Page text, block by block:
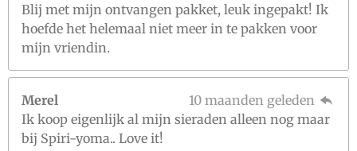
Blij met mijn ontvangen pakket, leuk ingepakt! Ik
hoefde het helemaal niet meer in te pakken voor
mijn vriendin.
Merel
10 maanden geleden
Ik koop eigenlijk al mijn sieraden alleen nog maar
bij Spiri-yoma.. Love it!